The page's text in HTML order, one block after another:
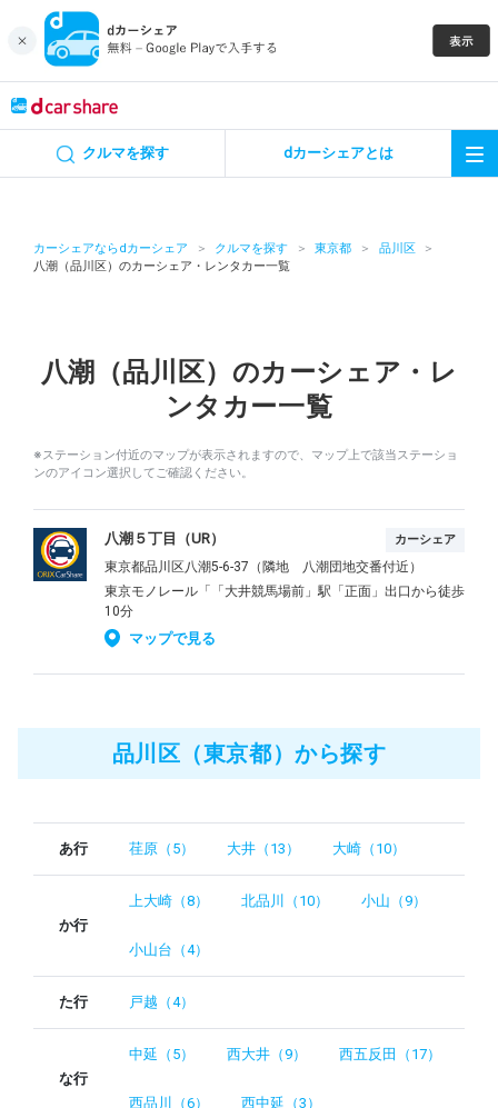
クルマを探す dカーシェアとは
カーシェアならdカーシェア クルマを探す 東京都
品川区
八潮（品川区）のカーシェア・レンタカー一覧
八潮（品川区）のカーシェア・レ
ンタカー一覧
※ステーション付近のマップが表示されますので、マップ上で該当ステーショ
ンのアイコン選択してご確認ください。
八潮５丁目（UR） カーシェア
東京都品川区八潮5-6-37（隣地 八潮団地交番付近）
東京モノレール「「大井競馬場前」駅「正面」出口から徒歩
10分
マップで見る
品川区（東京都）から探す
あ行 荏原（5） 大井（13） 大崎（10）
か行
上大崎（8） 北品川（10） 小山（9）
小山台（4）
た行 戸越（4）
な行
中延（5） 西大井（9） 西五反田（17）
西品川（6） 西中延（3）
カーシェア
特集
アプリの使い方